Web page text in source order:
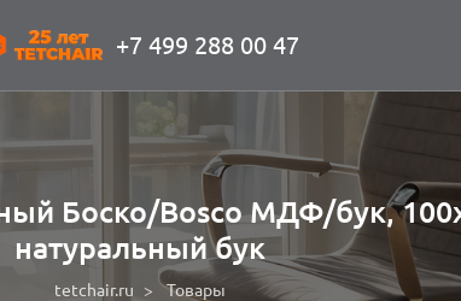
+7 499 288 00 47
Боско/Вosco МДФ/бук,
натуральный бук
tetchair.ru Товары